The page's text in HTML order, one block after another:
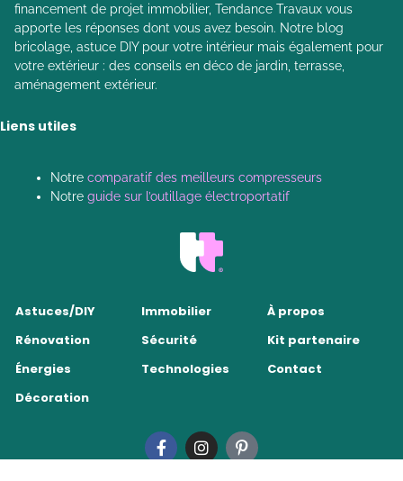
financement de projet immobilier, Tendance Travaux vous
apporte les réponses dont vous avez besoin. Notre blog
bricolage, astuce DIY pour votre intérieur mais également pour
votre extérieur : des conseils en déco de jardin, terrasse,
aménagement extérieur.
Liens utiles
Notre comparatif des meilleurs compresseurs
Notre guide sur l’outillage électroportatif
Astuces/DIY
Rénovation
Énergies
Décoration
Immobilier
Sécurité
Technologies
À propos
Kit partenaire
Contact